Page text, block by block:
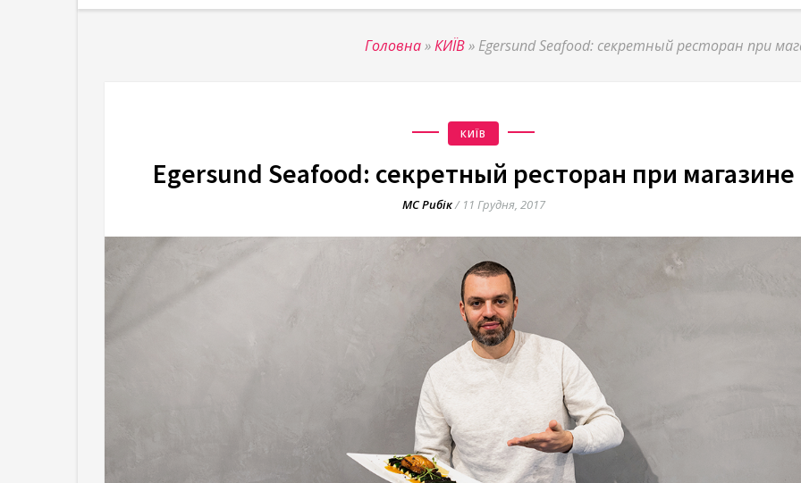
Головна»КИЇВ» Egersund Seafood: секретный ресторан при
КИЇВ
Egersund Seafood: секретный ресторан при магазине
МС Рибік/ 11 Грудня, 2017